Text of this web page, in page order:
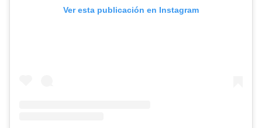
Ver esta publicación en Instagram